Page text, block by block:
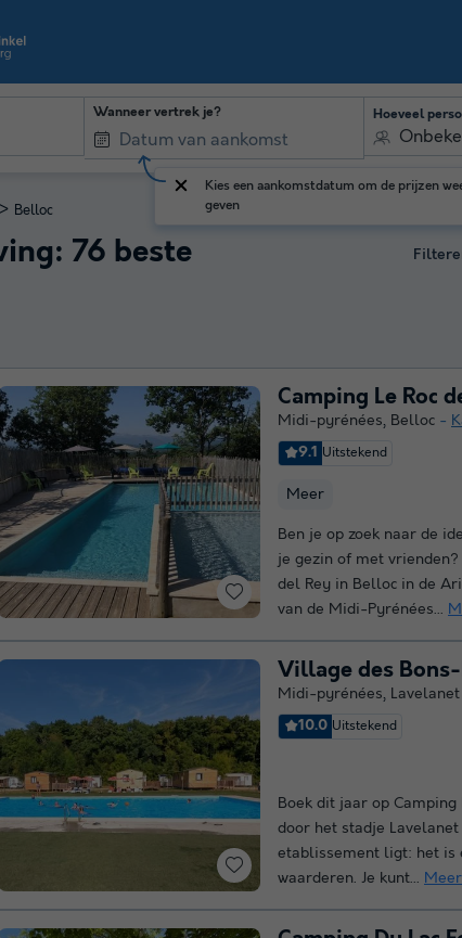
Wanneer vertrek je?
Kies een aankomstdatum om de prijzen
geven
Hoeveel
Belloc
76 beste
Camping Le Roc
Midi-pyrénées, Belloc
9.1 Uitstekend
Meer
Ben je op zoek naar de
je gezin of met vrienden?
del Rey in Belloc in de
van de Midi-Pyrénées...
Village des
Midi-pyrénées, Lavelanet
10.0 Uitstekend
Boek dit jaar op
door het stadje
etablissement ligt: het is
waarderen. Je kunt...